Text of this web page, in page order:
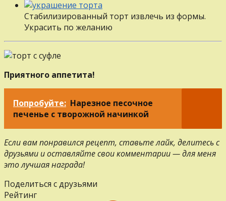
Стабилизированный торт извлечь из формы.
Украсить по желанию
Приятного аппетита!
Попробуйте: Нарезное песочное
печенье с творожной начинкой
Если вам понравился рецепт, ставьте лайк, делитесь с
друзьями и оставляйте свои комментарии — для меня
это лучшая награда!
Поделиться с друзьями
Рейтинг